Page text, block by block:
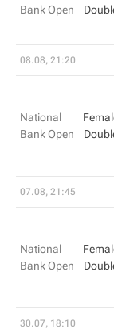
Bank Open
08.08, 21:20
National
Bank Open
07.08, 21:45
National
Bank Open
30.07, 18:10